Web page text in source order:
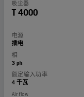
吸尘器
T 4000
电源
插电
相
3 ph
额定输入功率
4 千瓦
Air flow